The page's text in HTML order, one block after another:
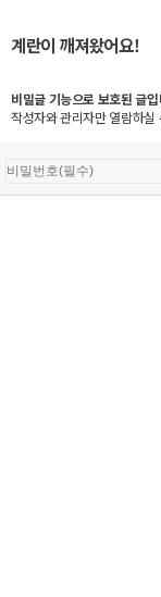
계란이 깨져왔어요!
비밀글 기능으로 보호된 글
작성자와 관리자만 열람하